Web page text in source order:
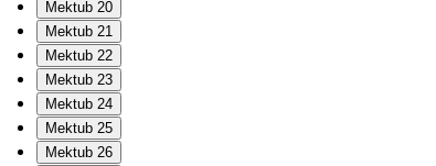
Mektub 20
Mektub 21
Mektub 22
Mektub 23
Mektub 24
Mektub 25
Mektub 26